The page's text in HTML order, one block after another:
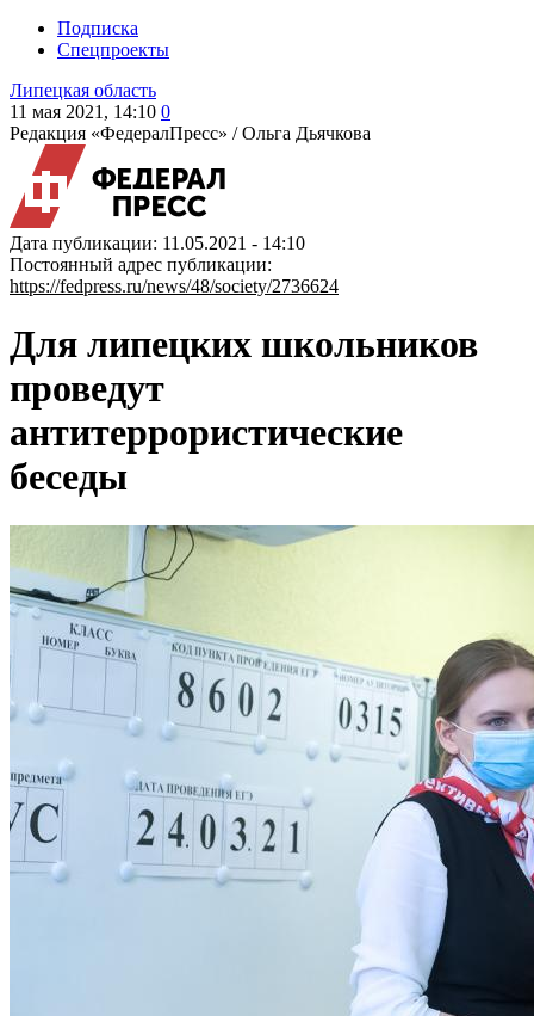
Подписка
Спецпроекты
Липецкая область
11 мая 2021, 14:10 0
Редакция «ФедералПресс» /Ольга Дьячкова
Дата публикации: 11.05.2021 - 14:10
Постоянный адрес публикации:
https://fedpress.ru/news/48/society/2736624
Для липецких школьников
проведут
антитеррористические
беседы